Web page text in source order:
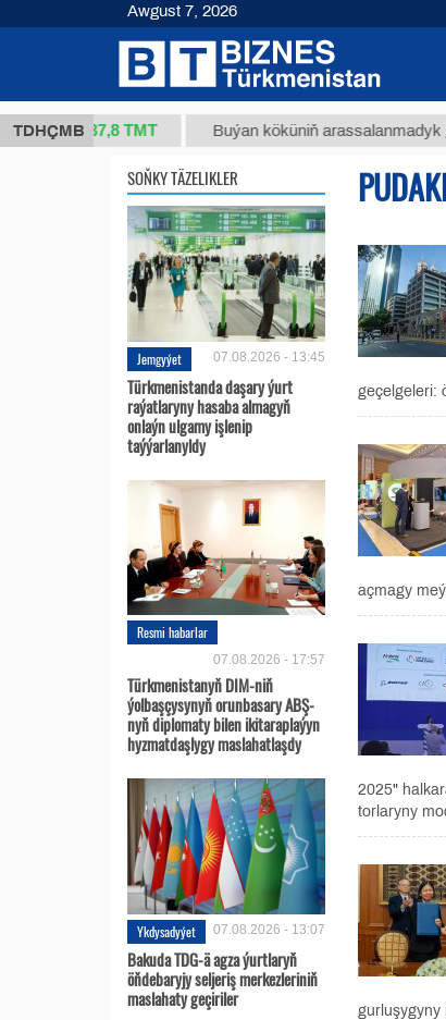
TDHÇMB
37,8 ТМТ Buýan köküniň arassalanmadyk
SOŇKY TÄZELIKLER
Jemgyýet 07.08.2026 - 13:45
Türkmenistanda daşary ýurt
raýatlaryny hasaba almagyň
onlaýn ulgamy işlenip
taýýarlanyldy
Resmi habarlar
07.08.2026 - 17:57
Türkmenistanyň DIM-niň
ýolbaşçysynyň orunbasary ABŞ-
nyň diplomaty bilen ikitaraplaýyn
hyzmatdaşlygy maslahatlaşdy
Ykdysadyýet 07.08.2026 - 13:07
Bakuda TDG-ä agza ýurtlaryň
öňdebaryjy seljeriş merkezleriniň
maslahaty geçiriler
geçelgeleri:
açmagy
2025"
torlaryny
gurluşygyny
Awgust 7, 2026